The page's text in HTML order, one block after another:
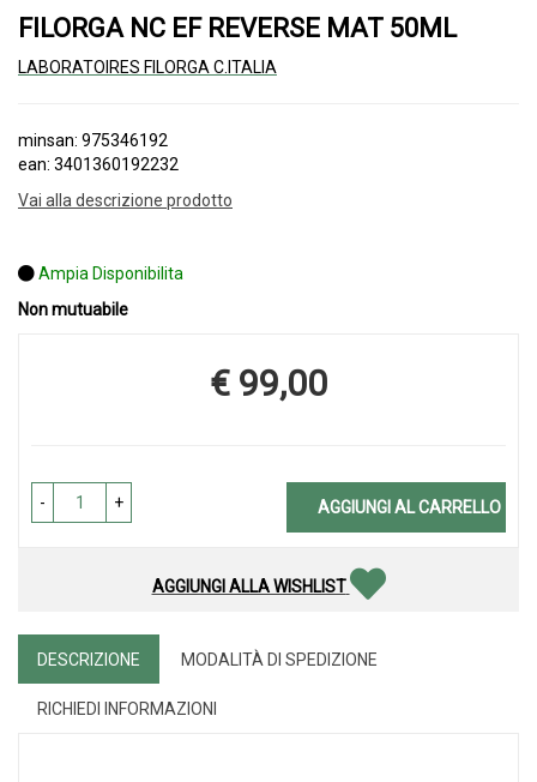
FILORGA NC EF REVERSE MAT 50ML
LABORATOIRES FILORGA C.ITALIA
minsan: 975346192
ean: 3401360192232
Vai alla descrizione prodotto
Ampia Disponibilita
Non mutuabile
Prezzo
€ 99,00
- + AGGIUNGI AL CARRELLO
AGGIUNGI ALLA WISHLIST
DESCRIZIONE MODALITÀ DI SPEDIZIONE
RICHIEDI INFORMAZIONI